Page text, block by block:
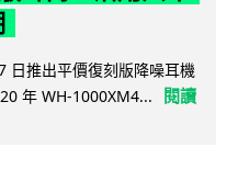
日推出平價復刻版降噪耳機
年 WH-1000XM4...
閱讀